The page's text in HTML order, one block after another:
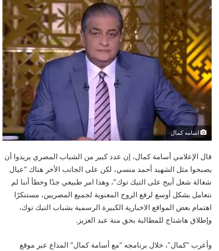
اسامه كمال
قال الإعلامي أسامة كمال، إن عدد كبير من الشباب المصري يريدوا أن
يصبحوا مثل الشهيد أحمد منسي، لكن على الجانب الأخر هناك “عيال
شغالة شغل أبيح على التيك توك”، وهذا امر طبيعي جدًا وخطأ أننا لم
نتعامل بشكل أوسع لرفع الروح المعنوية لجميع المصريين، مستنكرًا
اهتمام بعض المواقع الاخبارية الكبيرة الرسمية بشباب التيك توك،
وإطلاق هاشتاج للمطالبة بحق منة عبد العزيز.
وأعرب “كمال”، خلال برنامجه “مع أسامة كمال” المذاع عبر موقع